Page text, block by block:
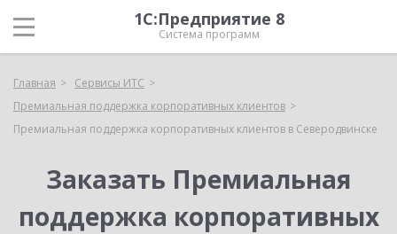
1С:Предприятие 8
Система программ
Главная
Сервисы ИТС
Премиальная поддержка корпоративных клиентов
Премиальная поддержка корпоративных клиентов в Северодвинске
Заказать Премиальная
поддержка корпоративных